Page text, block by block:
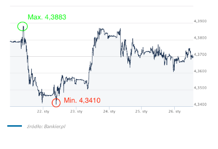
źródło: Bankier.pl